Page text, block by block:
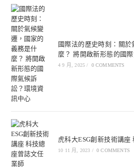
國際法的歷史時刻：關
麼？ 將開啟新形態的國
4 9 月, 2025 / 0 COMMENTS
虎科大ESG創新技術講
10 11 月, 2023 / 0 COMMENTS